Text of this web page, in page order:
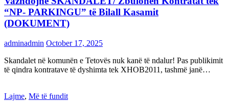
“NP- PARKINGU” të Bilall Kasamit
(DOKUMENT)
adminadmin October 17, 2025
Skandalet në komunën e Tetovës nuk kanë të ndalur! Pas publikimit
të qindra kontratave të dyshimta tek XHOB2011, tashmë janë…
Lajme, Më të fundit